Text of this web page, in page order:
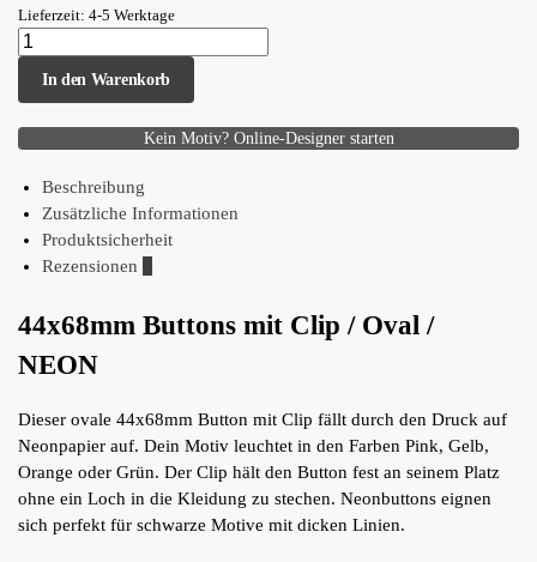
Lieferzeit: 4-5 Werktage
In den Warenkorb
Kein Motiv? Online-Designer starten
Beschreibung
Zusätzliche Informationen
Produktsicherheit
Rezensionen
44x68mm Buttons mit Clip / Oval /
NEON
Dieser ovale 44x68mm Button mit Clip fällt durch den Druck auf
Neonpapier auf. Dein Motiv leuchtet in den Farben Pink, Gelb,
Orange oder Grün. Der Clip hält den Button fest an seinem Platz
ohne ein Loch in die Kleidung zu stechen. Neonbuttons eignen
sich perfekt für schwarze Motive mit dicken Linien.